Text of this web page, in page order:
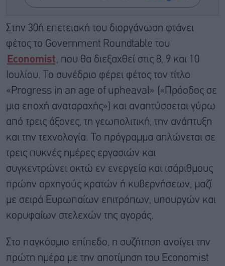
Στην 30ή επετειακή του διοργάνωση φτάνει
φέτος το Government Roundtable του
Economist, που θα διεξαχθεί στις 8, 9 και 10
Ιουλίου. Το συνέδριο φέρει φέτος τον τίτλο
«Progress in an age of upheaval» («Πρόοδος σε
μια εποχή αναταραχής») και αναπτύσσεται γύρω
από τρεις άξονες, τη γεωπολιτική, την ανάπτυξη
και την τεχνολογία. Το πρόγραμμα απλώνεται σε
τρεις πυκνές ημέρες εργασιών και
συγκεντρώνει οκτώ εν ενεργεία και ισάριθμους
πρώην αρχηγούς κρατών ή κυβερνήσεων, μαζί
με σειρά Ευρωπαίων επιτρόπων, υπουργών και
κορυφαίων στελεχών της αγοράς.
Στο παγκόσμιο επίπεδο, η συζήτηση ανοίγει την
πρώτη ημέρα με την αποτίμηση του Economist